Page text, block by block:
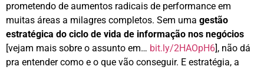
prometendo de aumentos radicais de performance em
muitas áreas a milagres completos. Sem uma gestão
estratégica do ciclo de vida de informação nos negócios
[vejam mais sobre o assunto em… bit.ly/2HAOpH6], não dá
pra entender como e o que vão conseguir. E estratégia, a